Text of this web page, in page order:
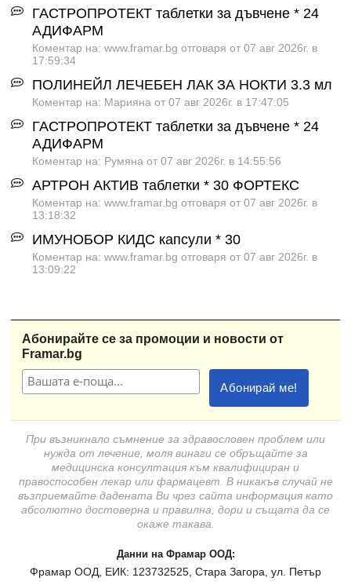
ГАСТРОПРОТЕКТ таблетки за дъвчене * 24
АДИФАРМ
Коментар на: www.framar.bg отговаря от 07 авг 2026г. в
17:59:34
ПОЛИНЕЙЛ ЛЕЧЕБЕН ЛАК ЗА НОКТИ 3.3 мл
Коментар на: Марияна от 07 авг 2026г. в 17:47:05
ГАСТРОПРОТЕКТ таблетки за дъвчене * 24
АДИФАРМ
Коментар на: Румяна от 07 авг 2026г. в 14:55:56
АРТРОН АКТИВ таблетки * 30 ФОРТЕКС
Коментар на: www.framar.bg отговаря от 07 авг 2026г. в
13:18:32
ИМУНОБОР КИДС капсули * 30
Коментар на: www.framar.bg отговаря от 07 авг 2026г. в
13:09:22
Абонирайте се за промоции и новости от
Framar.bg
При възникнало съмнение за здравословен проблем или
нужда от лечение, моля винаги се обръщайте за
медицинска консултация към квалифициран и
правоспособен лекар или фармацевт. В никакъв случай не
възприемайте дадената Ви чрез сайта информация като
абсолютно достоверна и правилна, дори и същата да се
окаже такава.
Данни на Фрамар ООД:
Фрамар ООД, ЕИК: 123732525, Стара Загора, ул. Петър